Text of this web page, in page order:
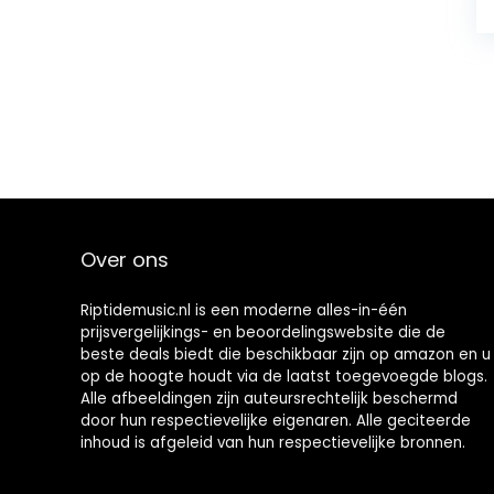
Over ons
Riptidemusic.nl is een moderne alles-in-één
prijsvergelijkings- en beoordelingswebsite die de
beste deals biedt die beschikbaar zijn op amazon en u
op de hoogte houdt via de laatst toegevoegde blogs.
Alle afbeeldingen zijn auteursrechtelijk beschermd
door hun respectievelijke eigenaren. Alle geciteerde
inhoud is afgeleid van hun respectievelijke bronnen.